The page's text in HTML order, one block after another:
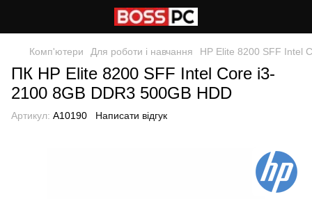
Комп'ютери Для роботи і навчання HP Elite 8200 SFF Intel
ПК HP Elite 8200 SFF Intel Core i3-
2100 8GB DDR3 500GB HDD
Артикул: A10190 Написати відгук